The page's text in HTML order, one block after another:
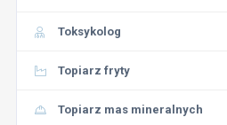
Toksykolog
Topiarz fryty
Topiarz mas mineralnych